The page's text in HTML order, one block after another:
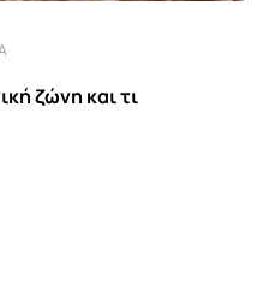
ζώνη και τι